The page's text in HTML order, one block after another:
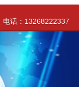
电话：13268222337